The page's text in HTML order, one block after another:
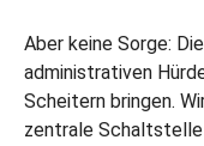
Aber keine Sorge:
administrativen
Scheitern bringen.
zentrale